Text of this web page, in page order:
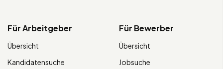
Für Arbeitgeber
Übersicht
Kandidatensuche
Für Bewerber
Übersicht
Jobsuche